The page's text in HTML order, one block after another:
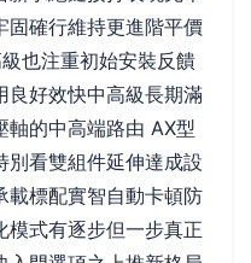
固確行維持更進階平價
也注重初始安裝反饋
良好效快中高級長期滿
軸的中高端路由 AX型
別看雙組件延伸達成設
載標配實智自動卡頓防
模式有逐步但一步真正